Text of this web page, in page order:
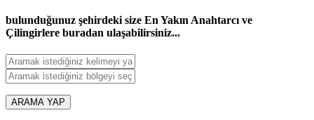
bulunduğunuz şehirdeki size En Yakın Anahtarcı ve
Çilingirlere buradan ulaşabilirsiniz...
ARAMA YAP